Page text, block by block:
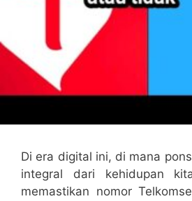
Di era digital ini, di mana
integral dari kehidupan
memastikan nomor